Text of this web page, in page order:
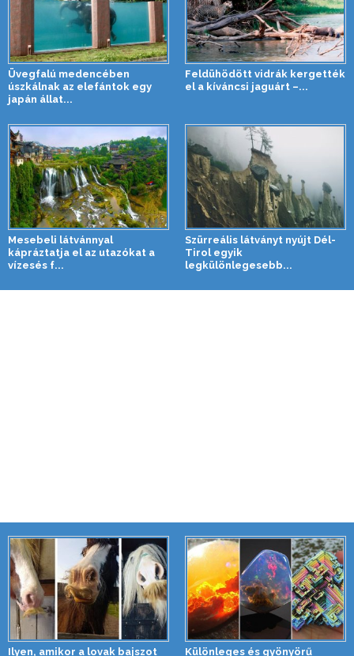
Üvegfalú medencében
úszkálnak az elefántok egy
japán állat...
Feldühödött vidrák kergették
el a kíváncsi jaguárt –...
Mesebeli látvánnyal
kápráztatja el az utazókat a
vízesés f...
Szürreális látványt nyújt Dél-
Tirol egyik
legkülönlegesebb...
Ilyen, amikor a lovak bajszot Különleges és gyönyörű